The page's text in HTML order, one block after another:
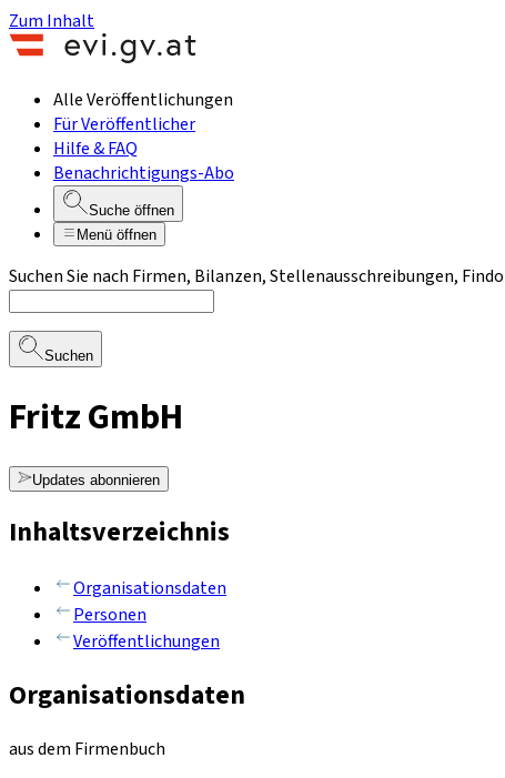
Zum Inhalt
Alle Veröffentlichungen
Für Veröffentlicher
Hilfe & FAQ
Benachrichtigungs-Abo
Suche öffnen
Menü öffnen
Suchen Sie nach Firmen, Bilanzen, Stellenausschreibungen,
Suchen
Fritz GmbH
Updates abonnieren
Inhaltsverzeichnis
Organisationsdaten
Personen
Veröffentlichungen
Organisationsdaten
aus dem Firmenbuch